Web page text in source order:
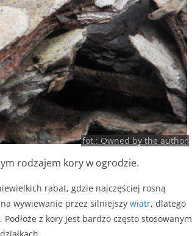
fot.: Owned by the author
rodzajem kory w ogrodzie.
rabat, gdzie najczęściej rosną
wywiewanie przez silniejszy wiatr, dlatego
z kory jest bardzo często stosowanym